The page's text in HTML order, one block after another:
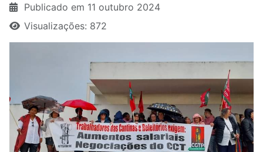
Publicado em 11 outubro 2024
Visualizações: 872